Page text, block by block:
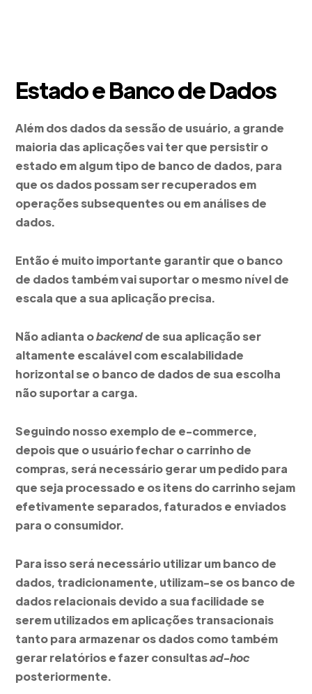
Estado e Banco de Dados
Além dos dados da sessão de usuário, a grande
maioria das aplicações vai ter que persistir o
estado em algum tipo de banco de dados, para
que os dados possam ser recuperados em
operações subsequentes ou em análises de
dados.
Então é muito importante garantir que o banco
de dados também vai suportar o mesmo nível de
escala que a sua aplicação precisa.
Não adianta obackendde sua aplicação ser
altamente escalável com escalabilidade
horizontal se o banco de dados de sua escolha
não suportar a carga.
Seguindo nosso exemplo de e-commerce,
depois que o usuário fechar o carrinho de
compras, será necessário gerar um pedido para
que seja processado e os itens do carrinho sejam
efetivamente separados, faturados e enviados
para o consumidor.
Para isso será necessário utilizar um banco de
dados, tradicionamente, utilizam-se os banco de
dados relacionais devido a sua facilidade se
serem utilizados em aplicações transacionais
tanto para armazenar os dados como também
gerar relatórios e fazer consultasad-hoc
posteriormente.